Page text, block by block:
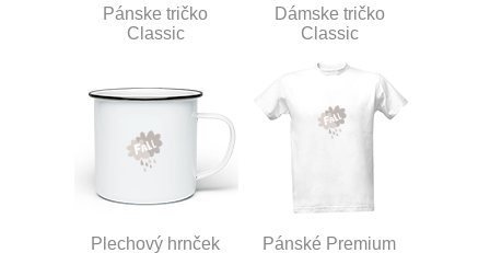
Pánske tričko
Classic
Dámske tričko
Classic
Plechový hrnček
Pánské Premium